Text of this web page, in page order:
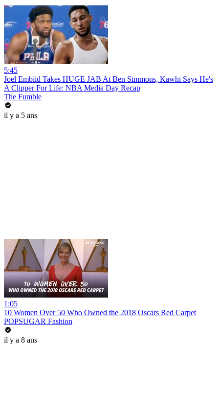
5:45
Joel Embiid Takes HUGE JAB At Ben Simmons, Kawhi Says He's
A Clipper For Life: NBA Media Day Recap
The Fumble
il y a 5 ans
1:05
10 Women Over 50 Who Owned the 2018 Oscars Red Carpet
POPSUGAR Fashion
il y a 8 ans